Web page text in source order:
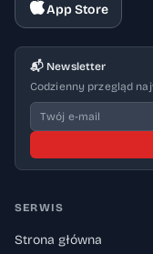
App Store
📬 Newsletter
Codzienny przegląd
SERWIS
Strona główna